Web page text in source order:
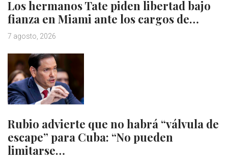
Los hermanos Tate piden libertad bajo
fianza en Miami ante los cargos de…
7 agosto, 2026
Rubio advierte que no habrá “válvula de
escape” para Cuba: “No pueden
limitarse…